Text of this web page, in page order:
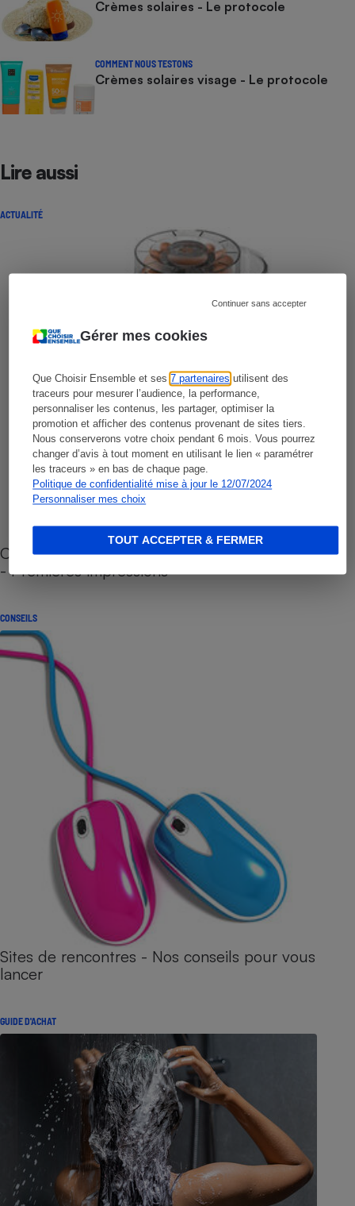
Gérer mes cookies
Que Choisir Ensemble et ses7 partenaires utilisent des
traceurs pour mesurer l’audience, la performance,
personnaliser les contenus, les partager, optimiser la
promotion et afficher des contenus provenant de sites tiers.
Nous conserverons votre choix pendant 6 mois. Vous pourrez
changer d’avis à tout moment en utilisant le lien « paramétrer
les traceurs » en bas de chaque page.
Politique de confidentialité mise à jour le 12/07/2024
Personnaliser mes choix
Continuer sans accepter
TOUT ACCEPTER & FERMER
Crèmes solaires - Le protocole
COMMENT NOUS TESTONS
Crèmes solaires visage - Le protocole
Lire aussi
ACTUALITÉ
Cafetière à capsules zéro déchet CoffeeB (vidéo)
- Premières impressions
CONSEILS
Sites de rencontres - Nos conseils pour vous
lancer
GUIDE D'ACHAT